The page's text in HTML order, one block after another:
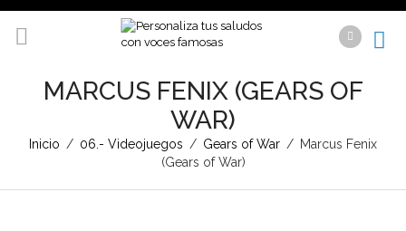
MARCUS FENIX (GEARS OF
WAR)
Inicio / 06.- Videojuegos / Gears of War / Marcus Fenix
(Gears of War)